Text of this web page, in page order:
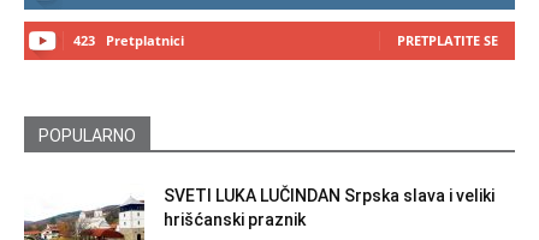
423 Pretplatnici PRETPLATITE SE
POPULARNO
SVETI LUKA LUČINDAN Srpska slava i veliki
hrišćanski praznik